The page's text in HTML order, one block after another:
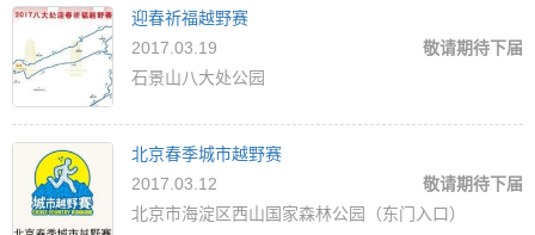
迎春祈福越野赛
2017.03.19
敬请期待下届
石景山八大处公园
北京春季城市越野赛
2017.03.12
敬请期待下届
北京市海淀区西山国家森林公园（东门入口）